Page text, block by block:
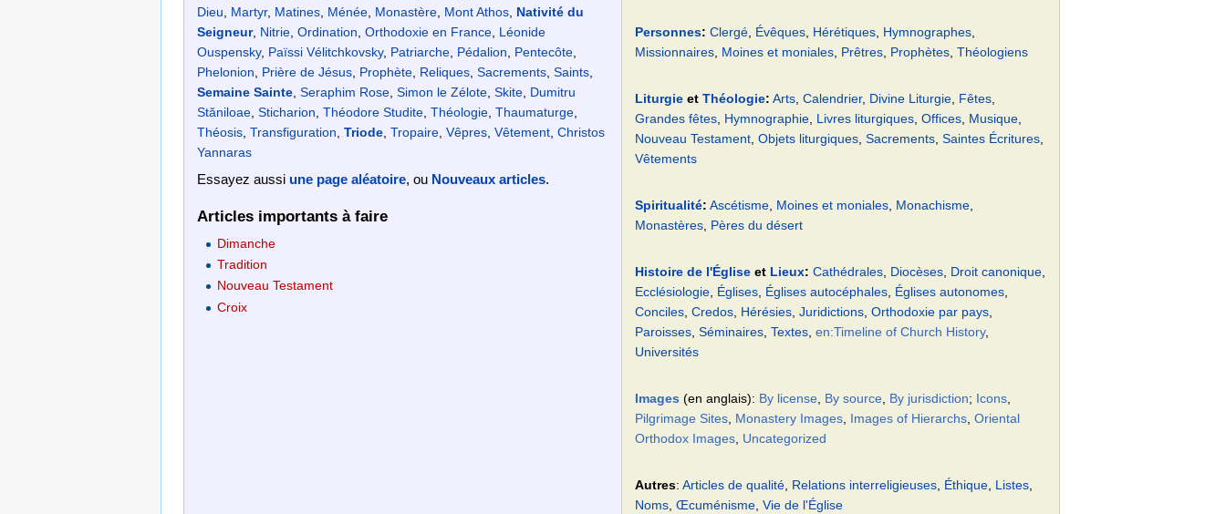
Dieu
Martyr, Matines, Ménée, Monastère, Mont Athos, Nativité du
Seigneur, Nitrie, Ordination Orthodoxie en France, Léonide
Ouspensky, Païssi Vélitchkovsky, Patriarche, Pédalion Pentecôte,
Phelonion
Prière de Jésus, Prophète, Reliques, Sacrements, Saints,
Semaine Sainte, Seraphim Rose, Simon le Zélote‎, Skite, Dumitru
Stăniloae, Sticharion Théodore Studite, Théologie, Thaumaturge,
Théosis, Transfiguration Triode, Tropaire, Vêpres, Vêtement, Christos
Yannaras
Essayez aussi une page aléatoire, ou Nouveaux articles.
Articles importants à faire
Dimanche
Tradition
Nouveau Testament
Croix
Personnes: Clergé, Évêques, Hérétiques, Hymnographes,
Missionnaires, Moines et moniales, Prêtres, Prophètes, Théologiens
Liturgieet Théologie: Arts, Calendrier, Divine Liturgie, Fêtes,
Grandes fêtes, Hymnographie, Livres liturgiques, Offices, Musique,
Nouveau Testament, Objets liturgiques, Sacrements, Saintes Écritures,
Vêtements
Spiritualité: Ascétisme, Moines et moniales, Monachisme,
Monastères, Pères du désert
Histoire de l'Égliseet Lieux: Cathédrales, Diocèses, Droit canonique,
Ecclésiologie, Églises, Églises autocéphales, Églises autonomes,
Conciles, Credos, Hérésies, Juridictions, Orthodoxie par pays,
Paroisses, Séminaires, Textes, en:Timeline of Church History,
Universités
Images (en anglais): By license, By source, By jurisdiction; Icons,
Pilgrimage Sites, Monastery Images, Images of Hierarchs, Oriental
Orthodox Images, Uncategorized
Autres: Articles de qualité, Relations interreligieuses, Éthique, Listes,
Noms, Œcuménisme, Vie de l'Église